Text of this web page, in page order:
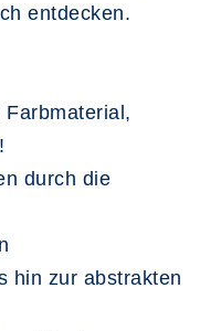
entdecken.
durch die
hin zur abstrakten